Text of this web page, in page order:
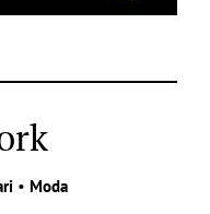
• Moda